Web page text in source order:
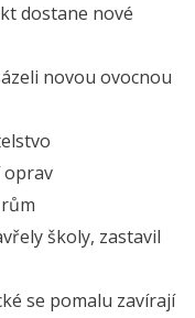
dostane nové
novou ovocnou
oprav
školy, zastavil
se pomalu zavírají